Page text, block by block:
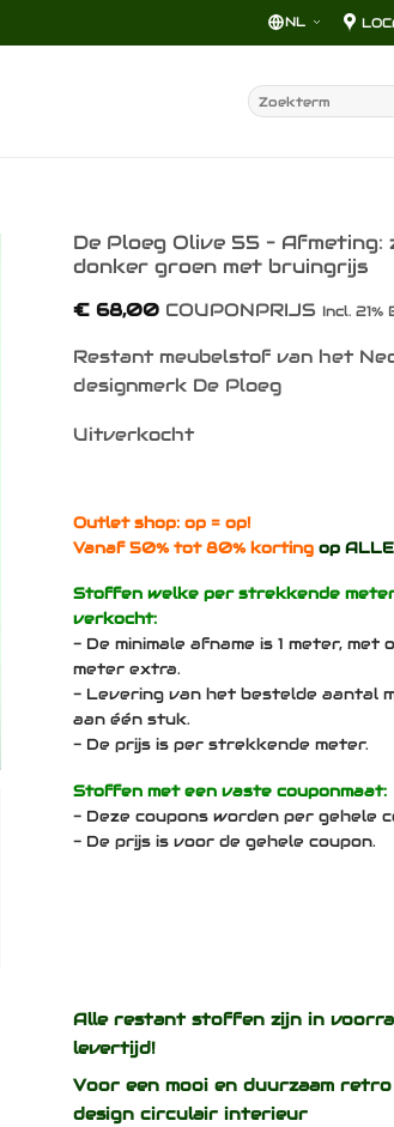
NL
Zoeken
naar:
De Ploeg Olive 55 – Afmeting:
donker groen met bruingrijs
€68,00COUPONPRIJS Incl. 21%
Restant meubelstof van het
designmerk De Ploeg
Uitverkocht
Outlet shop: op = op!
Vanaf 50% tot 80% korting op
Stoffen welke per strekkende
verkocht:
- De minimale afname is 1 meter, met
meter extra.
- Levering van het bestelde aantal
aan één stuk.
- De prijs is per strekkende meter.
Stoffen met een vaste couponmaat:
- Deze coupons worden per gehele
- De prijs is voor de gehele coupon.
Alle restant stoffen zijn in
levertijd!
Voor een mooi en duurzaam retro
design circulair interieur